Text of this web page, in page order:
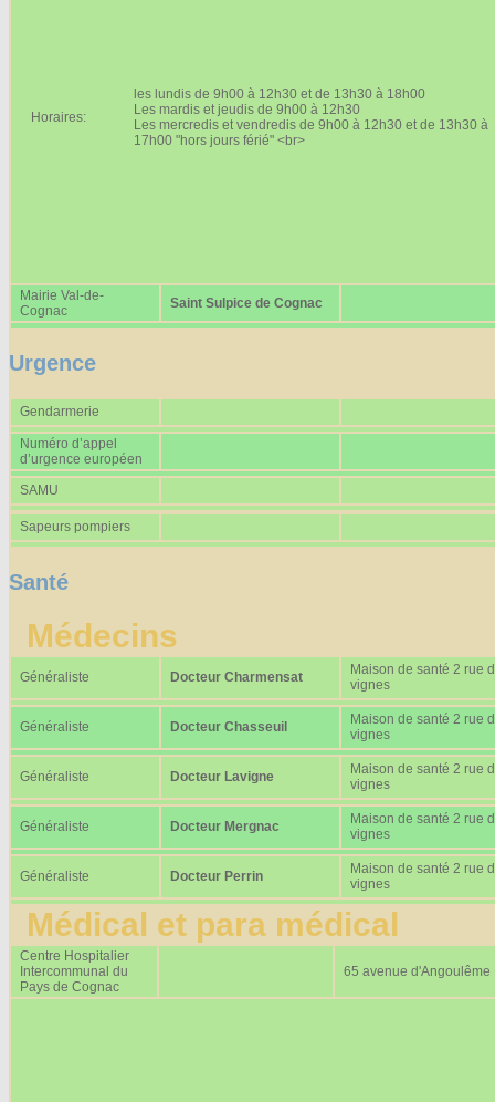
Horaires:
les lundis de 9h00 à 12h30 et de 13h30 à 18h00
Les mardis et jeudis de 9h00 à 12h30
Les mercredis et vendredis de 9h00 à 12h30 et de 13h30 à
17h00 "hors jours férié" <br>
Mairie Val-de-
Cognac
Saint Sulpice de Cognac
Urgence
Gendarmerie
Numéro d’appel
d’urgence européen
SAMU
Sapeurs pompiers
Santé
Médecins
Généraliste Docteur Charmensat
Maison de santé 2 rue
vignes
Généraliste Docteur Chasseuil
Maison de santé 2 rue
vignes
Généraliste Docteur Lavigne
Maison de santé 2 rue
vignes
Généraliste Docteur Mergnac
Maison de santé 2 rue
vignes
Généraliste Docteur Perrin
Maison de santé 2 rue
vignes
Médical et para médical
Centre Hospitalier
Intercommunal du
Pays de Cognac
65 avenue d'Angoulême